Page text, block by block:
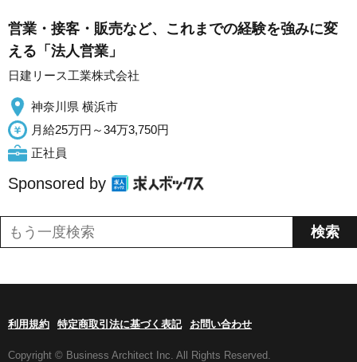
営業・接客・販売など、これまでの経験を強みに変
える「法人営業」
日建リース工業株式会社
神奈川県 横浜市
月給25万円～34万3,750円
正社員
Sponsored by
利用規約 特定商取引法に基づく表記 お問い合わせ
Copyright © Business Architect Inc. All Rights Reserved.